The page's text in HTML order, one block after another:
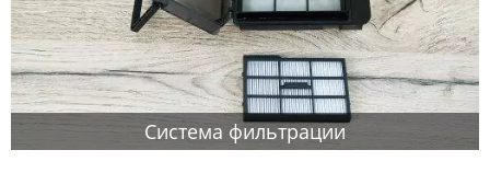
Система фильтрации